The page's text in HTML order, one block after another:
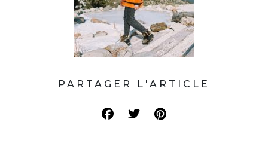
PARTAGER L'ARTICLE